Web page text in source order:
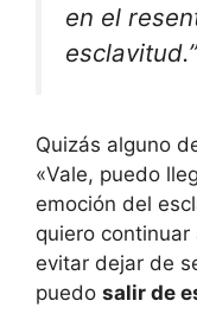
en el
Quizás alguno
«Vale, puedo
emoción del
quiero
evitar dejar de
puedo salir de